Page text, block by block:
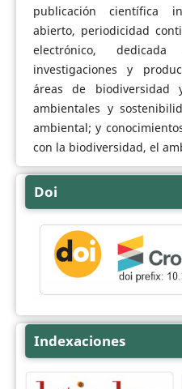
publicación científica
abierto, periodicidad
electrónico,
investigaciones y
áreas de biodiversidad
ambientales y
ambiental; y
con la biodiversidad, el
Doi
Indexaciones